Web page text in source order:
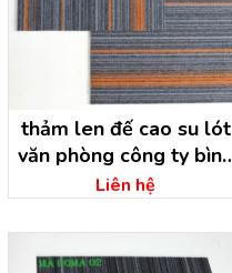
thảm len đế cao su lót
văn phòng công ty bình
dương
Liên hệ